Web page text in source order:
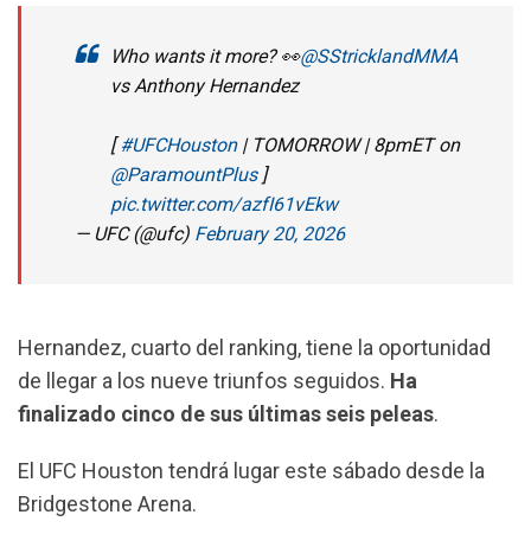
Who wants it more? 👀@SStricklandMMA
vs Anthony Hernandez
[#UFCHouston| TOMORROW | 8pmET on
@ParamountPlus]
pic.twitter.com/azfI61vEkw
— UFC (@ufc) February 20, 2026
Hernandez, cuarto del ranking, tiene la oportunidad
de llegar a los nueve triunfos seguidos. Ha
finalizado cinco de sus últimas seis peleas.
El UFC Houston tendrá lugar este sábado desde la
Bridgestone Arena.